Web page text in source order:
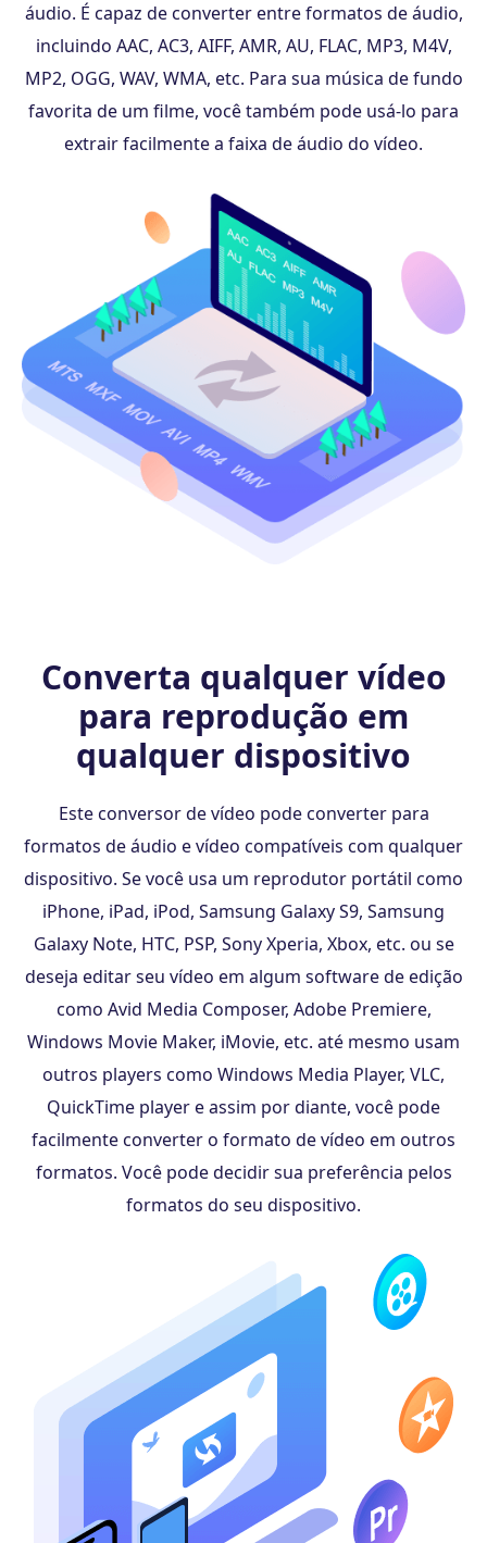
áudio. É capaz de converter entre formatos de áudio,
incluindo AAC, AC3, AIFF, AMR, AU, FLAC, MP3, M4V,
MP2, OGG, WAV, WMA, etc. Para sua música de fundo
favorita de um filme, você também pode usá-lo para
extrair facilmente a faixa de áudio do vídeo.
Converta qualquer vídeo
para reprodução em
qualquer dispositivo
Este conversor de vídeo pode converter para
formatos de áudio e vídeo compatíveis com qualquer
dispositivo. Se você usa um reprodutor portátil como
iPhone, iPad, iPod, Samsung Galaxy S9, Samsung
Galaxy Note, HTC, PSP, Sony Xperia, Xbox, etc. ou se
deseja editar seu vídeo em algum software de edição
como Avid Media Composer, Adobe Premiere,
Windows Movie Maker, iMovie, etc. até mesmo usam
outros players como Windows Media Player, VLC,
QuickTime player e assim por diante, você pode
facilmente converter o formato de vídeo em outros
formatos. Você pode decidir sua preferência pelos
formatos do seu dispositivo.